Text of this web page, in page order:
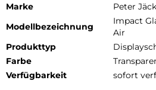
Marke
Peter
Modellbezeichnung
Impact
Air
Produkttyp
Farbe
Verfügbarkeit
sofort